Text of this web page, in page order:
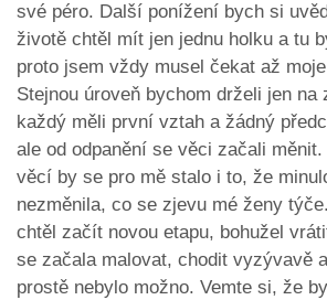
své péro. Další ponížení bych si
životě chtěl mít jen jednu holku a tu
proto jsem vždy musel čekat až
Stejnou úroveň bychom drželi jen
každý měli první vztah a žádný
ale od odpanění se věci začali měnit.
věcí by se pro mě stalo i to, že
nezměnila, co se zjevu mé ženy
chtěl začít novou etapu, bohužel
se začala malovat, chodit vyzývavě
prostě nebylo možno. Vemte si, že